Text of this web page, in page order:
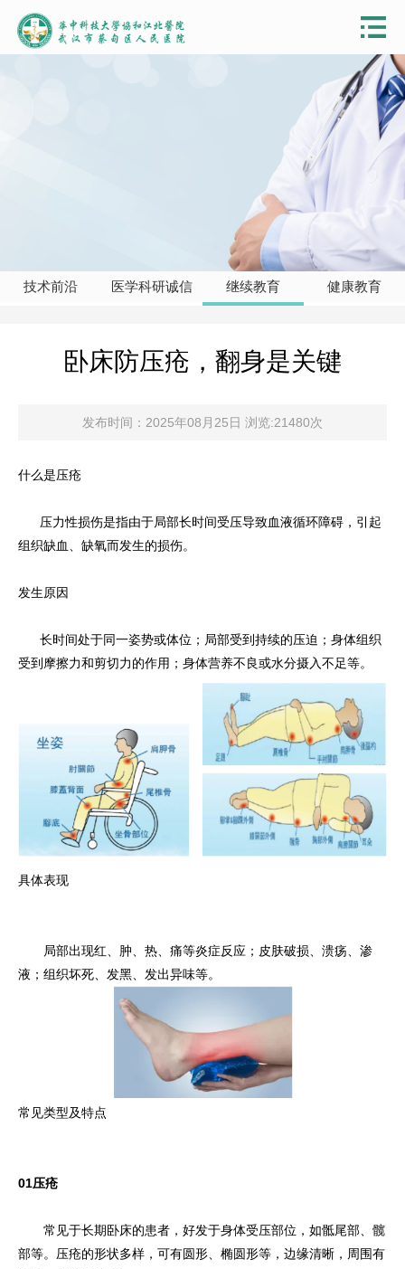
技术前沿 医学科研诚信 继续教育 健康教育
卧床防压疮，翻身是关键
发布时间：2025年08月25日 浏览:21480次
什么是压疮
压力性损伤是指由于局部长时间受压导致血液循环障碍，引起
组织缺血、缺氧而发生的损伤。
发生原因
长时间处于同一姿势或体位；局部受到持续的压迫；身体组织
受到摩擦力和剪切力的作用；身体营养不良或水分摄入不足等。
具体表现
局部出现红、肿、热、痛等炎症反应；皮肤破损、溃疡、渗
液；组织坏死、发黑、发出异味等。
常见类型及特点
01压疮
常见于长期卧床的患者，好发于身体受压部位，如骶尾部、髋
部等。压疮的形状多样，可有圆形、椭圆形等，边缘清晰，周围有